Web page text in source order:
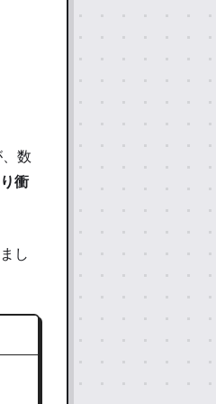
数
衝
し